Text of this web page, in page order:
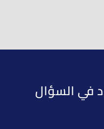
في السؤال